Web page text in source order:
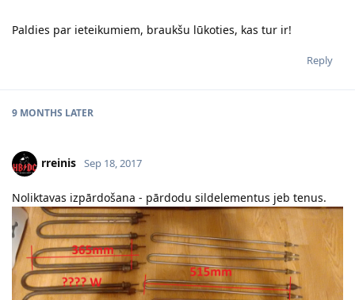
Paldies par ieteikumiem, braukšu lūkoties, kas tur ir!
Reply
9 MONTHS LATER
rreinis Sep 18, 2017
Noliktavas izpārdošana - pārdodu sildelementus jeb tenus.